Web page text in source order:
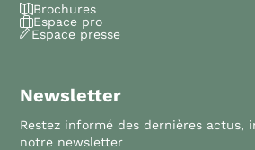
Brochures
Espace pro
Espace presse
Newsletter
Restez informé des dernières actus,
notre newsletter